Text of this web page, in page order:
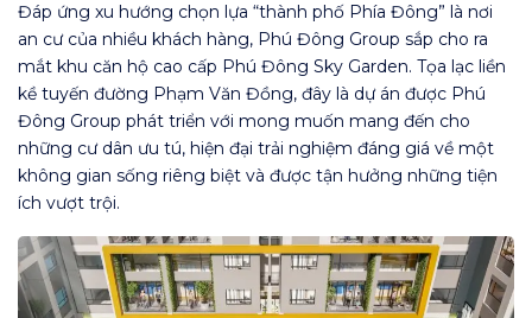
Đáp ứng xu hướng chọn lựa “thành phố Phía Đông” là nơi
an cư của nhiều khách hàng, Phú Đông Group sắp cho ra
mắt khu căn hộ cao cấp Phú Đông Sky Garden. Tọa lạc liền
kề tuyến đường Phạm Văn Đồng, đây là dự án được Phú
Đông Group phát triển với mong muốn mang đến cho
những cư dân ưu tú, hiện đại trải nghiệm đáng giá về một
không gian sống riêng biệt và được tận hưởng những tiện
ích vượt trội.